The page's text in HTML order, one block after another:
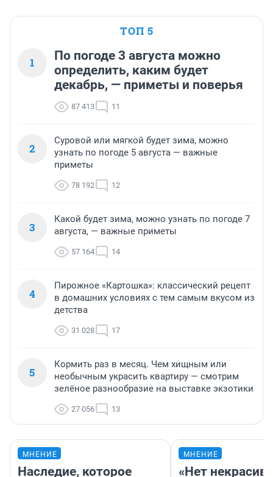
ТОП 5
1
По погоде 3 августа можно
определить, каким будет
декабрь, — приметы и поверья
87 413 11
2
Суровой или мягкой будет зима, можно
узнать по погоде 5 августа — важные
приметы
78 192 12
3
Какой будет зима, можно узнать по погоде 7
августа, — важные приметы
57 164 14
4
Пирожное «Картошка»: классический рецепт
в домашних условиях с тем самым вкусом из
детства
31 028 17
5
Кормить раз в месяц. Чем хищным или
необычным украсить квартиру — смотрим
зелёное разнообразие на выставке экзотики
27 056 13
МНЕНИЕ
Наследие, которое
МНЕНИЕ
«Нет